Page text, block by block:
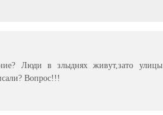
Люди в злыднях живут,зато улицы
Вопрос!!!